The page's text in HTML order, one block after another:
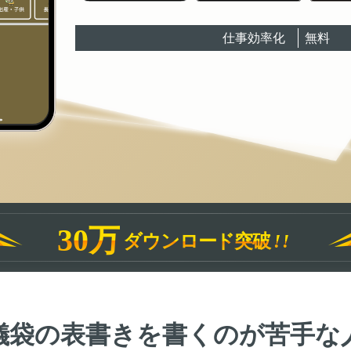
仕事効率化 無料
30万 ダウンロード突破 !!
袋の表書きを書くのが苦手な